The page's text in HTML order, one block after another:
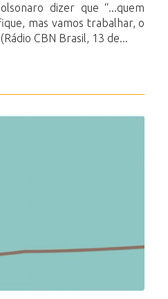
dizer que “...quem
mas vamos trabalhar, o
CBN Brasil, 13 de...